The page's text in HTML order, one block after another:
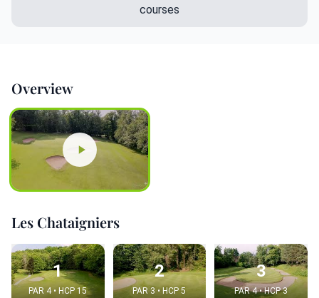
courses
Overview
Les Chataigniers
1
PAR 4 • HCP 15
2
PAR 3 • HCP 5
3
PAR 4 • HCP 3